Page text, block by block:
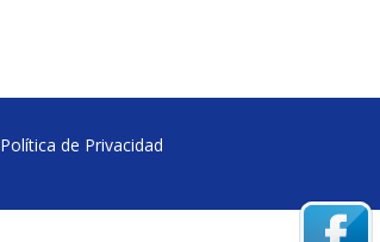
Política de Privacidad